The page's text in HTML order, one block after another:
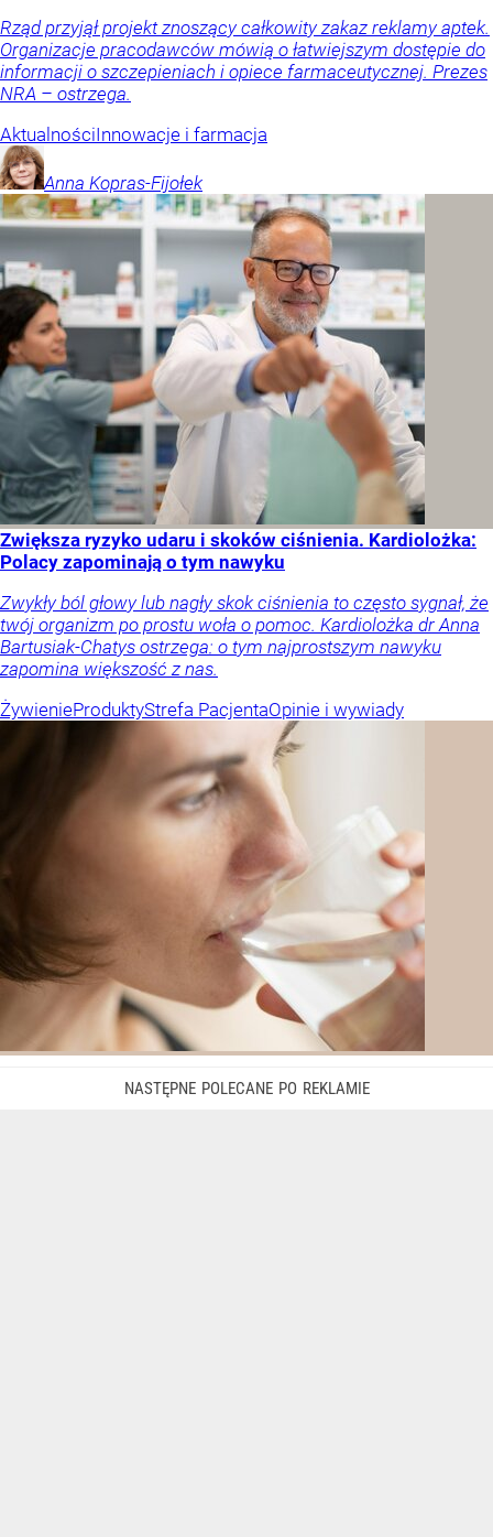
Rząd przyjął projekt znoszący całkowity zakaz reklamy aptek.
Organizacje pracodawców mówią o łatwiejszym dostępie do
informacji o szczepieniach i opiece farmaceutycznej. Prezes
NRA – ostrzega.
AktualnościInnowacje i farmacja
Anna Kopras-Fijołek
Zwiększa ryzyko udaru i skoków ciśnienia. Kardiolożka:
Polacy zapominają o tym nawyku
Zwykły ból głowy lub nagły skok ciśnienia to często sygnał, że
twój organizm po prostu woła o pomoc. Kardiolożka dr Anna
Bartusiak-Chatys ostrzega: o tym najprostszym nawyku
zapomina większość z nas.
ŻywienieProduktyStrefa PacjentaOpinie i wywiady